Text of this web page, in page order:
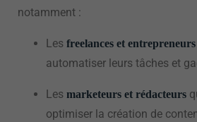
notamment :
Les freelances et entrepreneurs
automatiser leurs tâches et
Les marketeurs et rédacteurs
optimiser la création de